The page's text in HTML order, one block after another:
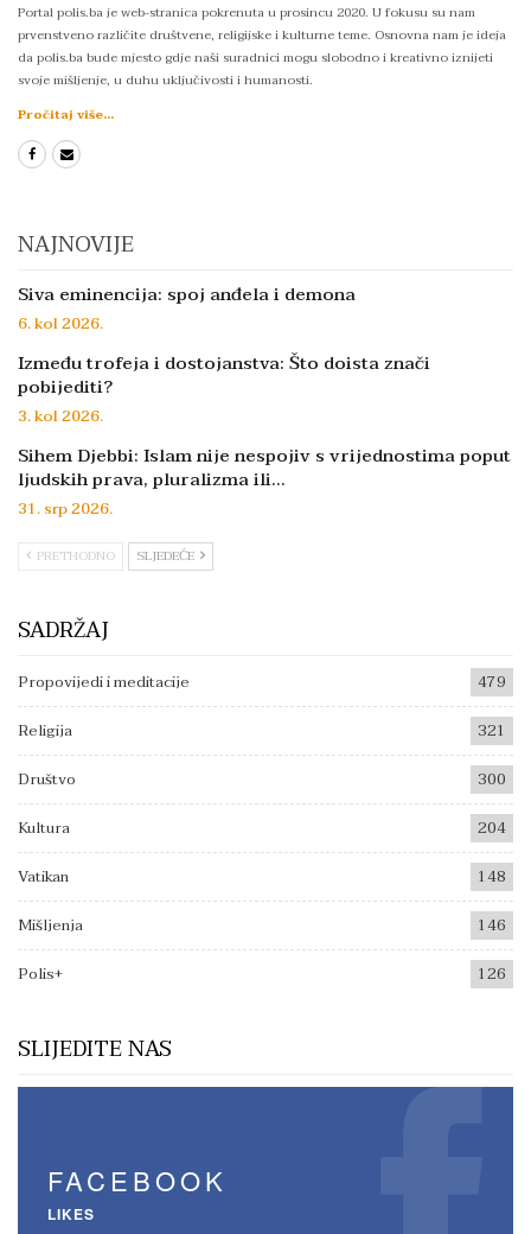
Portal polis.ba je web-stranica pokrenuta u prosincu 2020. U fokusu su nam
prvenstveno različite društvene, religijske i kulturne teme. Osnovna nam je ideja
da polis.ba bude mjesto gdje naši suradnici mogu slobodno i kreativno iznijeti
svoje mišljenje, u duhu uključivosti i humanosti.
Pročitaj više...
NAJNOVIJE
Siva eminencija: spoj anđela i demona
6. kol 2026.
Između trofeja i dostojanstva: Što doista znači
pobijediti?
3. kol 2026.
Sihem Djebbi: Islam nije nespojiv s vrijednostima poput
ljudskih prava, pluralizma ili…
31. srp 2026.
PRETHODNO SLJEDEĆE
SADRŽAJ
Propovijedi i meditacije
479
Religija
321
Društvo
300
Kultura
204
Vatikan
148
Mišljenja
146
Polis+
126
SLIJEDITE NAS
FACEBOOK
LIKES